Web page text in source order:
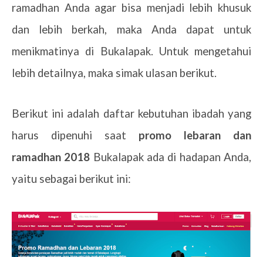
ramadhan Anda agar bisa menjadi lebih khusuk
dan lebih berkah, maka Anda dapat untuk
menikmatinya di Bukalapak. Untuk mengetahui
lebih detailnya, maka simak ulasan berikut.
Berikut ini adalah daftar kebutuhan ibadah yang
harus dipenuhi saat promo lebaran dan
ramadhan 2018 Bukalapak ada di hadapan Anda,
yaitu sebagai berikut ini: